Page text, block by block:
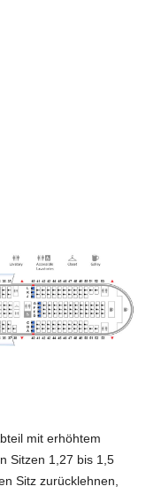
mit erhöhtem
Sitzen 1,27 bis 1,5
Sitz zurücklehnen,